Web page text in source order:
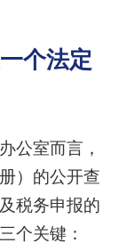
个法定
公室而言，
）的公开查
税务申报的
个关键：